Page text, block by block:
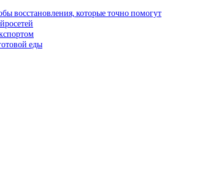
восстановления, которые точно помогут
еды